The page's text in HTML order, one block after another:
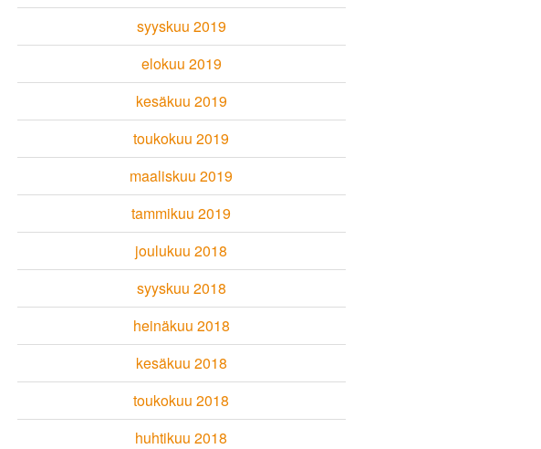
syyskuu 2019
elokuu 2019
kesäkuu 2019
toukokuu 2019
maaliskuu 2019
tammikuu 2019
joulukuu 2018
syyskuu 2018
heinäkuu 2018
kesäkuu 2018
toukokuu 2018
huhtikuu 2018